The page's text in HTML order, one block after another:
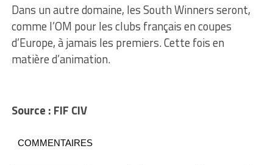
Dans un autre domaine, les South Winners seront,
comme l’OM pour les clubs français en coupes
d’Europe, à jamais les premiers. Cette fois en
matière d’animation.
Source : FIF CIV
COMMENTAIRES